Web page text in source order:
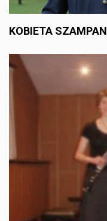
KOBIETA SZAMPAN